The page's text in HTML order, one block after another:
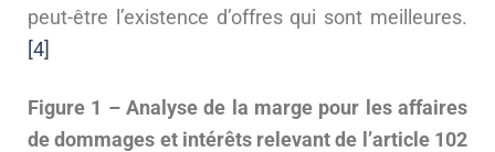
peut-être l’existence d’offres qui sont meilleures.
[4]
Figure 1 – Analyse de la marge pour les affaires
de dommages et intérêts relevant de l’article 102